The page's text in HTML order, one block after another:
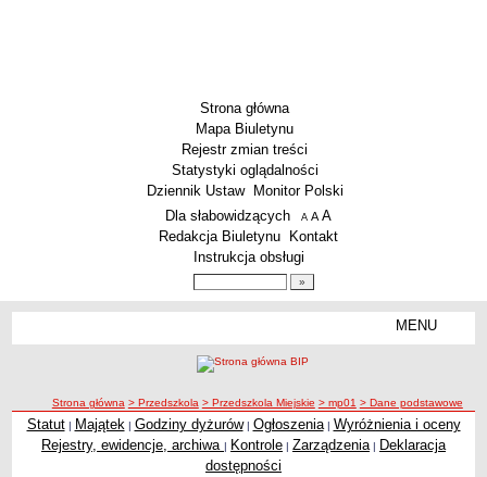
Strona główna
Mapa Biuletynu
Rejestr zmian treści
Statystyki oglądalności
Dziennik Ustaw
Monitor Polski
Menu dodatkowe
Dla słabowidzących A pomniejsz czcionkę
A standardowy rozmiar czcionki
A
Redakcja Biuletynu
Kontakt
Instrukcja obsługi
MENU
Licea
Zespoły Szkół
Techniczne Zakłady Naukowe
ścieżka nawigacji
Strona główna > Przedszkola > Przedszkola Miejskie > mp01 > Dane podstawowe
Statut| Majątek | Godziny dyżurów| Ogłoszenia| Wyróżnienia i oceny
Rejestry, ewidencje, archiwa | Kontrole | Zarządzenia | Deklaracja
dostępności